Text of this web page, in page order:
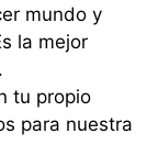
mundo y
la mejor
tu propio
para nuestra